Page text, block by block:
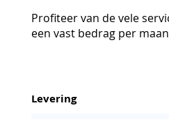
Profiteer van de vele
een vast bedrag per
Levering